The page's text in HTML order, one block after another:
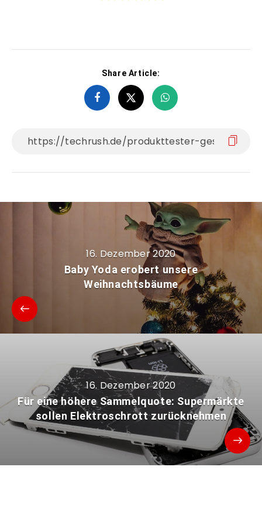
Share Article:
16. Dezember 2020
Baby Yoda erobert unsere
Weihnachtsbäume
16. Dezember 2020
Für eine höhere Sammelquote: Supermärkte
sollen Elektroschrott zurücknehmen